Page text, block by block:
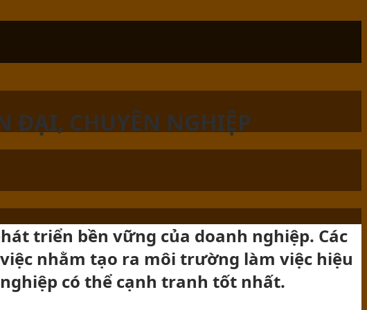
ĐẠI, CHUYÊN NGHIỆP
triển bền vững của doanh nghiệp. Các
nhằm tạo ra môi trường làm việc hiệu
có thể cạnh tranh tốt nhất.